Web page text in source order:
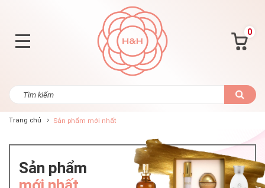
0
Trang chủ Sản phẩm mới nhất
Sản phẩm